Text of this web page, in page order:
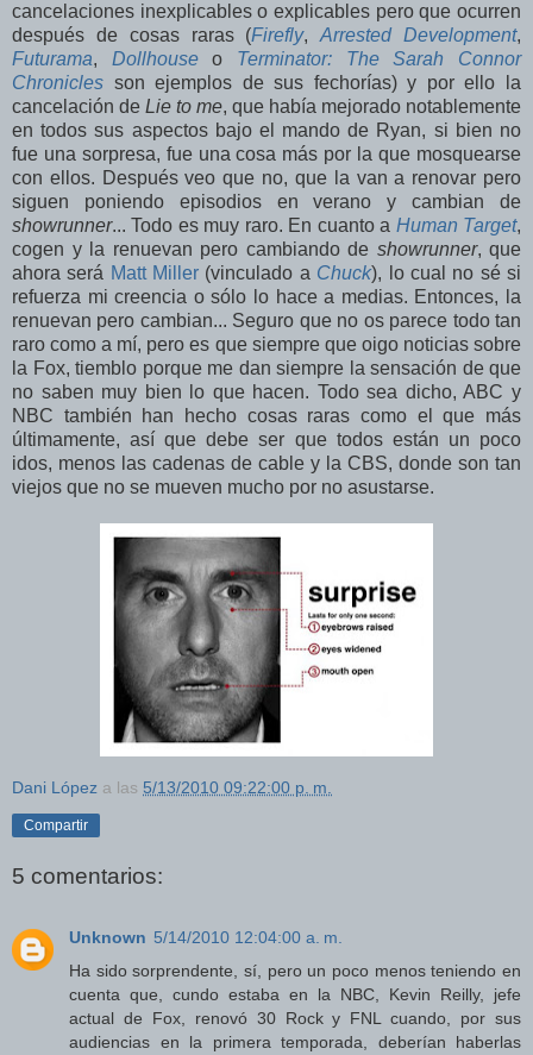
cancelaciones inexplicables o explicables pero que ocurren
después de cosas raras (Firefly,Arrested Development,
Futurama, Dollhouseo Terminator: The Sarah Connor
Chronicles son ejemplos de sus fechorías) y por ello la
cancelación de Lie to me, que había mejorado notablemente
en todos sus aspectos bajo el mando de Ryan, si bien no
fue una sorpresa, fue una cosa más por la que mosquearse
con ellos. Después veo que no, que la van a renovar pero
siguen poniendo episodios en verano y cambian de
showrunner... Todo es muy raro. En cuanto a Human Target,
cogen y la renuevan pero cambiando de showrunner, que
ahora será Matt Miller (vinculado a Chuck), lo cual no sé si
refuerza mi creencia o sólo lo hace a medias. Entonces, la
renuevan pero cambian... Seguro que no os parece todo tan
raro como a mí, pero es que siempre que oigo noticias sobre
la Fox, tiemblo porque me dan siempre la sensación de que
no saben muy bien lo que hacen. Todo sea dicho, ABC y
NBC también han hecho cosas raras como el que más
últimamente, así que debe ser que todos están un poco
idos, menos las cadenas de cable y la CBS, donde son tan
viejos que no se mueven mucho por no asustarse.
Dani López a las 5/13/2010 09:22:00 p. m.
Compartir
5 comentarios:
Unknown 5/14/2010 12:04:00 a. m.
Ha sido sorprendente, sí, pero un poco menos teniendo en
cuenta que, cundo estaba en la NBC, Kevin Reilly, jefe
actual de Fox, renovó 30 Rock y FNL cuando, por sus
audiencias en la primera temporada, deberían haberlas